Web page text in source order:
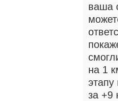
ваша
на 1
за +9